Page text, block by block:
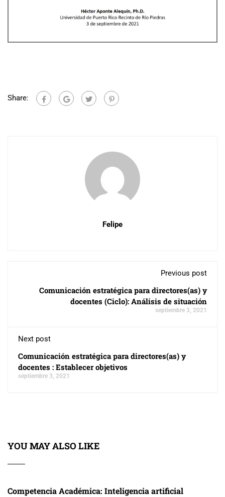
Share:
Felipe
Previous post
Comunicación estratégica para directores(as) y
docentes (Ciclo): Análisis de situación
septiembre 3, 2021
Next post
Comunicación estratégica para directores(as) y
docentes : Establecer objetivos
septiembre 3, 2021
YOU MAY ALSO LIKE
Competencia Académica: Inteligencia artificial